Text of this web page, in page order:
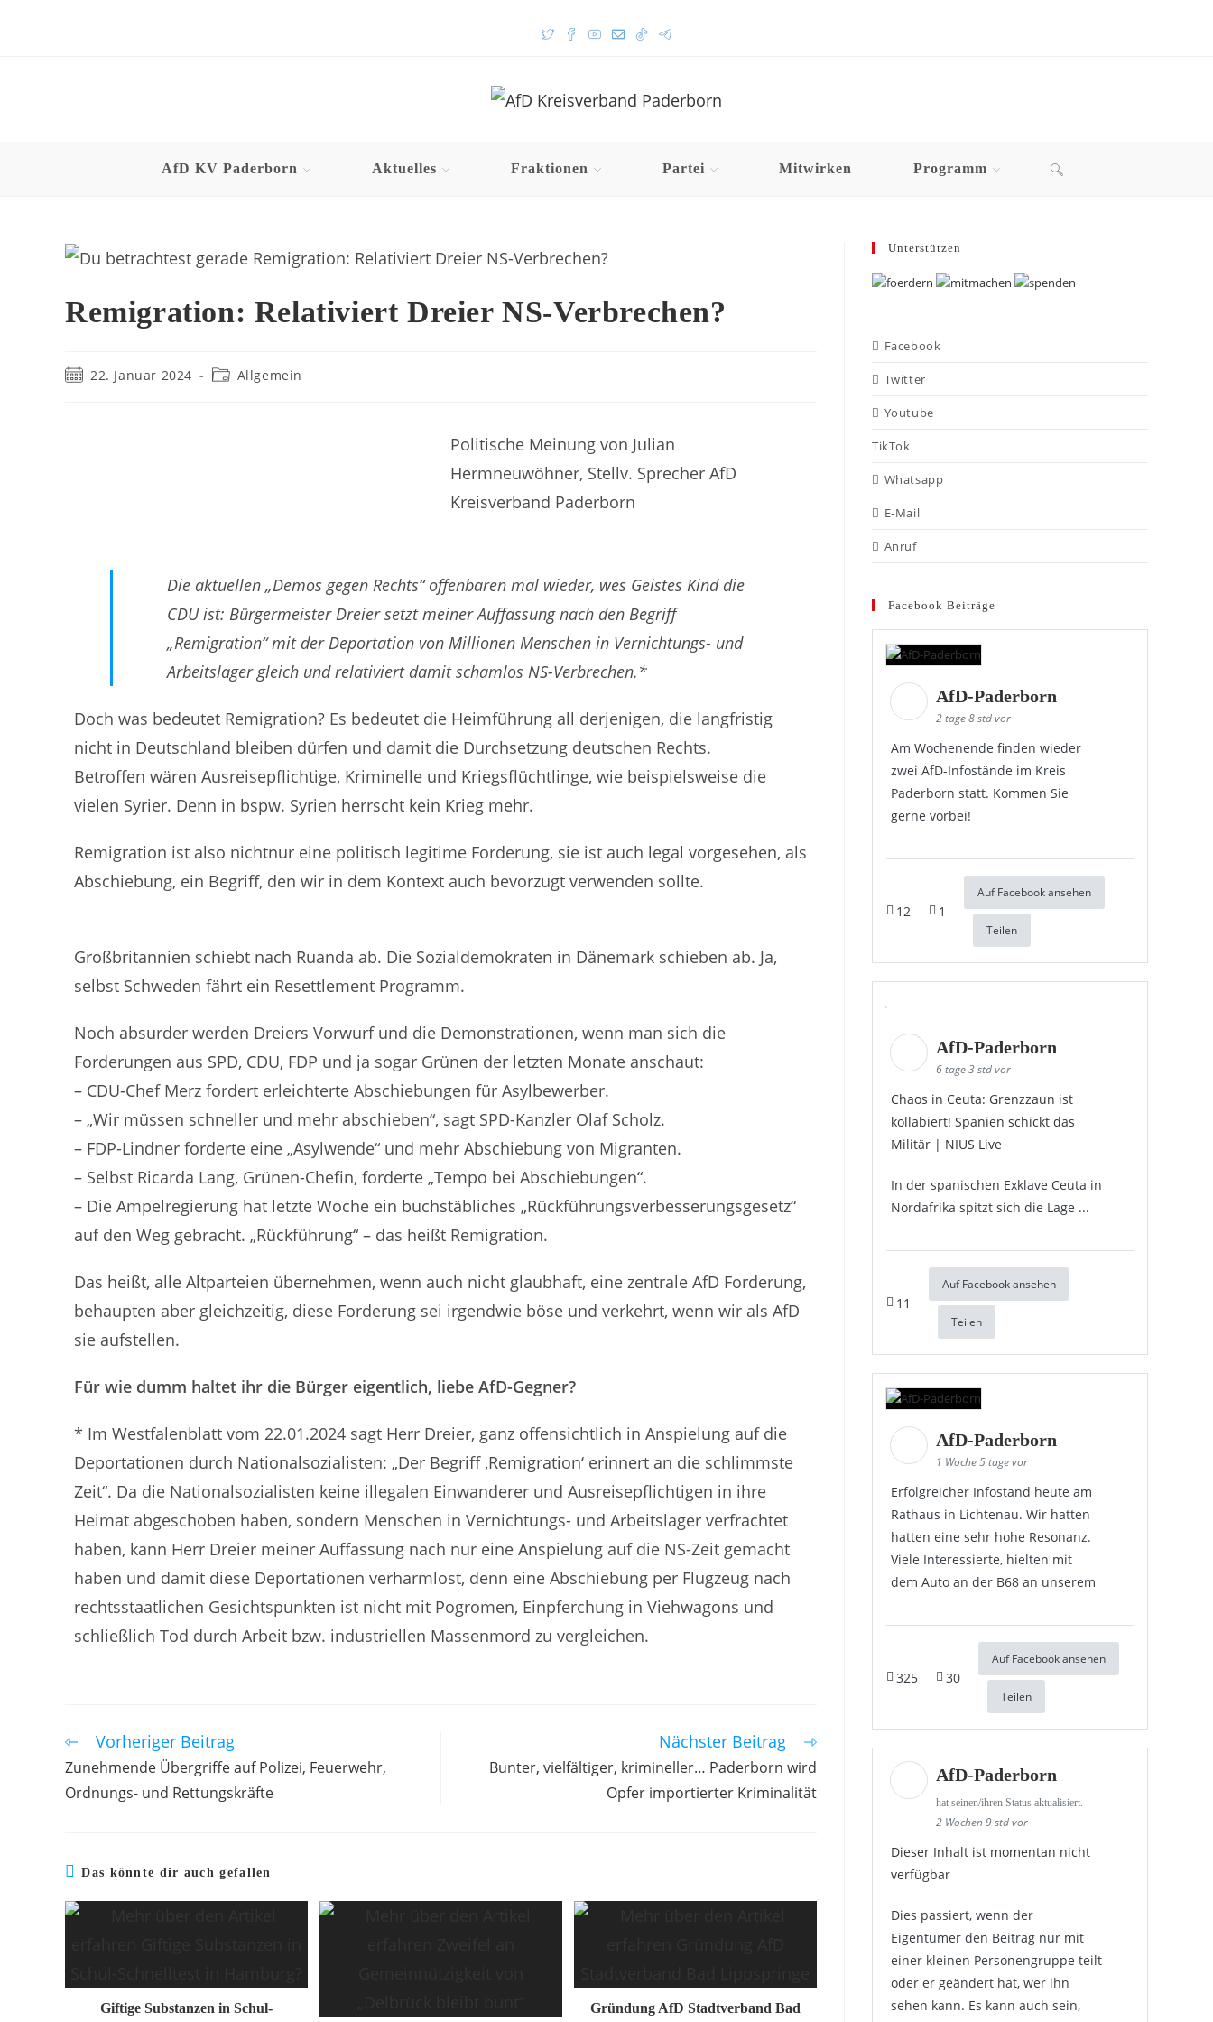
AfD KV Paderborn Aktuelles Fraktionen Partei Mitwirken Programm
Remigration: Relativiert Dreier NS-Verbrechen?
22. Januar 2024 Allgemein
Politische Meinung von Julian
Hermneuwöhner, Stellv. Sprecher AfD
Kreisverband Paderborn
Die aktuellen „Demos gegen Rechts“ offenbaren mal wieder, wes Geistes Kind die
CDU ist: Bürgermeister Dreier setzt meiner Auffassung nach den Begriff
„Remigration“ mit der Deportation von Millionen Menschen in Vernichtungs- und
Arbeitslager gleich und relativiert damit schamlos NS-Verbrechen.*
Doch was bedeutet Remigration? Es bedeutet die Heimführung all derjenigen, die langfristig
nicht in Deutschland bleiben dürfen und damit die Durchsetzung deutschen Rechts.
Betroffen wären Ausreisepflichtige, Kriminelle und Kriegsflüchtlinge, wie beispielsweise die
vielen Syrier. Denn in bspw. Syrien herrscht kein Krieg mehr.
Remigration ist also nichtnur eine politisch legitime Forderung, sie ist auch legal vorgesehen, als
Abschiebung, ein Begriff, den wir in dem Kontext auch bevorzugt verwenden sollte.
Großbritannien schiebt nach Ruanda ab. Die Sozialdemokraten in Dänemark schieben ab. Ja,
selbst Schweden fährt ein Resettlement Programm.
Noch absurder werden Dreiers Vorwurf und die Demonstrationen, wenn man sich die
Forderungen aus SPD, CDU, FDP und ja sogar Grünen der letzten Monate anschaut:
– CDU-Chef Merz fordert erleichterte Abschiebungen für Asylbewerber.
– „Wir müssen schneller und mehr abschieben“, sagt SPD-Kanzler Olaf Scholz.
– FDP-Lindner forderte eine „Asylwende“ und mehr Abschiebung von Migranten.
– Selbst Ricarda Lang, Grünen-Chefin, forderte „Tempo bei Abschiebungen“.
– Die Ampelregierung hat letzte Woche ein buchstäbliches „Rückführungsverbesserungsgesetz“
auf den Weg gebracht. „Rückführung“ – das heißt Remigration.
Das heißt, alle Altparteien übernehmen, wenn auch nicht glaubhaft, eine zentrale AfD Forderung,
behaupten aber gleichzeitig, diese Forderung sei irgendwie böse und verkehrt, wenn wir als AfD
sie aufstellen.
Für wie dumm haltet ihr die Bürger eigentlich, liebe AfD-Gegner?
* Im Westfalenblatt vom 22.01.2024 sagt Herr Dreier, ganz offensichtlich in Anspielung auf die
Deportationen durch Nationalsozialisten: „Der Begriff ‚Remigration‘ erinnert an die schlimmste
Zeit“. Da die Nationalsozialisten keine illegalen Einwanderer und Ausreisepflichtigen in ihre
Heimat abgeschoben haben, sondern Menschen in Vernichtungs- und Arbeitslager verfrachtet
haben, kann Herr Dreier meiner Auffassung nach nur eine Anspielung auf die NS-Zeit gemacht
haben und damit diese Deportationen verharmlost, denn eine Abschiebung per Flugzeug nach
rechtsstaatlichen Gesichtspunkten ist nicht mit Pogromen, Einpferchung in Viehwagons und
schließlich Tod durch Arbeit bzw. industriellen Massenmord zu vergleichen.
Vorheriger Beitrag
Zunehmende Übergriffe auf Polizei, Feuerwehr,
Ordnungs- und Rettungskräfte
Nächster Beitrag
Bunter, vielfältiger, krimineller… Paderborn wird
Opfer importierter Kriminalität
Das könnte dir auch gefallen
Giftige Substanzen in Schul-
Gründung AfD Stadtverband Bad
Unterstützen
Facebook
Twitter
Youtube
TikTok
Whatsapp
E-Mail
Anruf
Facebook Beiträge
AfD-Paderborn
2 tage 8 std vor
Am Wochenende finden wieder
zwei AfD-Infostände im Kreis
Paderborn statt. Kommen Sie
gerne vorbei!
12 1
Auf Facebook ansehen
Teilen
AfD-Paderborn
6 tage 3 std vor
Chaos in Ceuta: Grenzzaun ist
kollabiert! Spanien schickt das
Militär | NIUS Live
In der spanischen Exklave Ceuta in
Nordafrika spitzt sich die Lage ...
11
Auf Facebook ansehen
Teilen
AfD-Paderborn
1 Woche 5 tage vor
Erfolgreicher Infostand heute am
Rathaus in Lichtenau. Wir hatten
hatten eine sehr hohe Resonanz.
Viele Interessierte, hielten mit
dem Auto an der B68 an unserem
325 30
Auf Facebook ansehen
Teilen
AfD-Paderborn
hat seinen/ihren Status aktualisiert.
2 Wochen 9 std vor
Dieser Inhalt ist momentan nicht
verfügbar
Dies passiert, wenn der
Eigentümer den Beitrag nur mit
einer kleinen Personengruppe teilt
oder er geändert hat, wer ihn
sehen kann. Es kann auch sein,